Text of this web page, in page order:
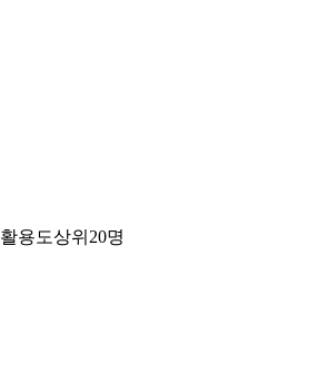
활용도상위20명